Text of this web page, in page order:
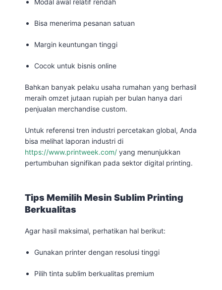
Modal awal relatif rendah
Bisa menerima pesanan satuan
Margin keuntungan tinggi
Cocok untuk bisnis online
Bahkan banyak pelaku usaha rumahan yang berhasil
meraih omzet jutaan rupiah per bulan hanya dari
penjualan merchandise custom.
Untuk referensi tren industri percetakan global, Anda
bisa melihat laporan industri di
https://www.printweek.com/ yang menunjukkan
pertumbuhan signifikan pada sektor digital printing.
Tips Memilih Mesin Sublim Printing
Berkualitas
Agar hasil maksimal, perhatikan hal berikut:
Gunakan printer dengan resolusi tinggi
Pilih tinta sublim berkualitas premium